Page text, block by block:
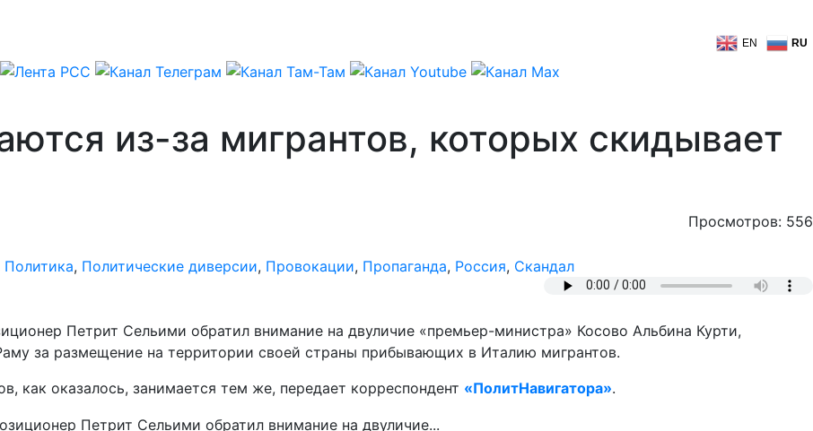
EN RU
из-за мигрантов, которых скидывает
Просмотров: 556
Политика, Политические диверсии, Провокации, Пропаганда, Россия, Скандал
Петрит Сельими обратил внимание на двуличие «премьер-министра» Косово Альбина Курти,
за размещение на территории своей страны прибывающих в Италию мигрантов.
как оказалось, занимается тем же, передает корреспондент «ПолитНавигатора».